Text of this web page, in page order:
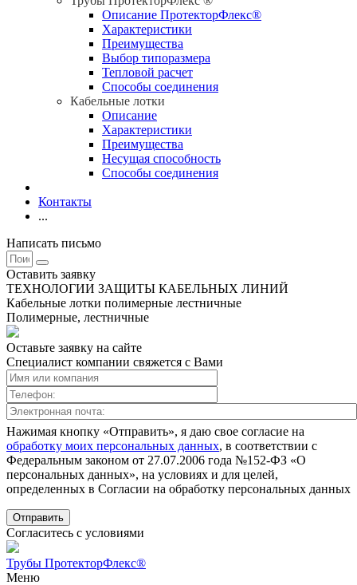
Описание ПротекторФлекс®
Характеристики
Преимущества
Выбор типоразмера
Тепловой расчет
Способы соединения
Кабельные лотки
Описание
Характеристики
Преимущества
Несущая способность
Способы соединения
Контакты
...
Написать письмо
Оставить заявку
ТЕХНОЛОГИИ ЗАЩИТЫ КАБЕЛЬНЫХ ЛИНИЙ
Кабельные лотки полимерные лестничные
Полимерные, лестничные
Оставьте заявку на сайте
Специалист компании свяжется с Вами
Нажимая кнопку «Отправить», я даю свое согласие на
обработку моих персональных данных, в соответствии с
Федеральным законом от 27.07.2006 года №152-ФЗ «О
персональных данных», на условиях и для целей,
определенных в Согласии на обработку персональных данных
Согласитесь с условиями
Трубы ПротекторФлекс®
Меню